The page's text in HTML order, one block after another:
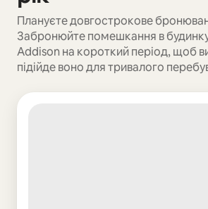
Плануєте довгострокове
Забронюйте помешкання в
Addison на короткий період, щоб
підійде воно для тривалого